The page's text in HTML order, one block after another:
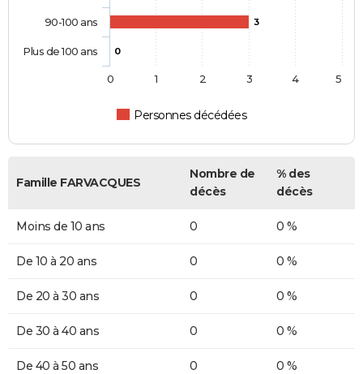
3
0
Personnes décédées
90-100 ans
Plus de 100 ans
0 1 2 3 4 5
Famille FARVACQUES
Nombre de
décès
% des
décès
Moins de 10 ans 0 0 %
De 10 à 20 ans 0 0 %
De 20 à 30 ans 0 0 %
De 30 à 40 ans 0 0 %
De 40 à 50 ans 0 0 %